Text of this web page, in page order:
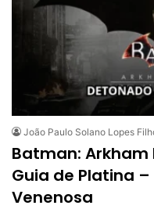
João Paulo Solano Lopes
Batman:
Guia de Platina –
Venenosa